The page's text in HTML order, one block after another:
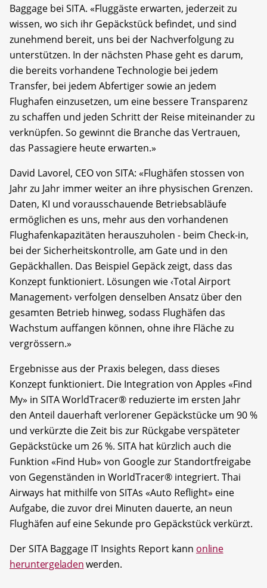
Baggage bei SITA. «Fluggäste erwarten, jederzeit zu
wissen, wo sich ihr Gepäckstück befindet, und sind
zunehmend bereit, uns bei der Nachverfolgung zu
unterstützen. In der nächsten Phase geht es darum,
die bereits vorhandene Technologie bei jedem
Transfer, bei jedem Abfertiger sowie an jedem
Flughafen einzusetzen, um eine bessere Transparenz
zu schaffen und jeden Schritt der Reise miteinander zu
verknüpfen. So gewinnt die Branche das Vertrauen,
das Passagiere heute erwarten.»
David Lavorel, CEO von SITA: «Flughäfen stossen von
Jahr zu Jahr immer weiter an ihre physischen Grenzen.
Daten, KI und vorausschauende Betriebsabläufe
ermöglichen es uns, mehr aus den vorhandenen
Flughafenkapazitäten herauszuholen - beim Check-in,
bei der Sicherheitskontrolle, am Gate und in den
Gepäckhallen. Das Beispiel Gepäck zeigt, dass das
Konzept funktioniert. Lösungen wie ‹Total Airport
Management› verfolgen denselben Ansatz über den
gesamten Betrieb hinweg, sodass Flughäfen das
Wachstum auffangen können, ohne ihre Fläche zu
vergrössern.»
Ergebnisse aus der Praxis belegen, dass dieses
Konzept funktioniert. Die Integration von Apples «Find
My» in SITA WorldTracer® reduzierte im ersten Jahr
den Anteil dauerhaft verlorener Gepäckstücke um 90 %
und verkürzte die Zeit bis zur Rückgabe verspäteter
Gepäckstücke um 26 %. SITA hat kürzlich auch die
Funktion «Find Hub» von Google zur Standortfreigabe
von Gegenständen in WorldTracer® integriert. Thai
Airways hat mithilfe von SITAs «Auto Reflight» eine
Aufgabe, die zuvor drei Minuten dauerte, an neun
Flughäfen auf eine Sekunde pro Gepäckstück verkürzt.
Der SITA Baggage IT Insights Report kann online
heruntergeladenwerden.